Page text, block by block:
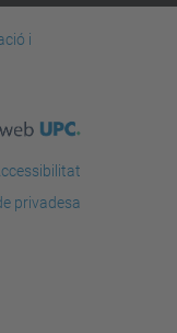
i
privadesa